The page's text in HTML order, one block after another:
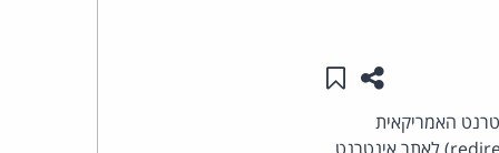
שתפו עמוד זה
שמור ב"תכנים שלי"
האמריקאית